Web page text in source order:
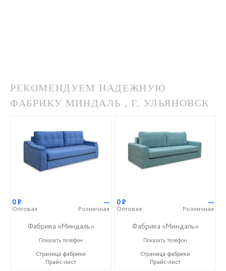
РЕКОМЕНДУЕМ НАДЕЖНУЮ
ФАБРИКУ МИНДАЛЬ , Г. УЛЬЯНОВСК
0Р
Оптовая
—
Розничная
Фабрика «Миндаль»
+7 (927) 630-62-82
Показать телефон
Страница фабрики
Прайс-лист
0Р
Оптовая
—
Розничная
Фабрика «Миндаль»
+7 (927) 630-62-82
Показать телефон
Страница фабрики
Прайс-лист